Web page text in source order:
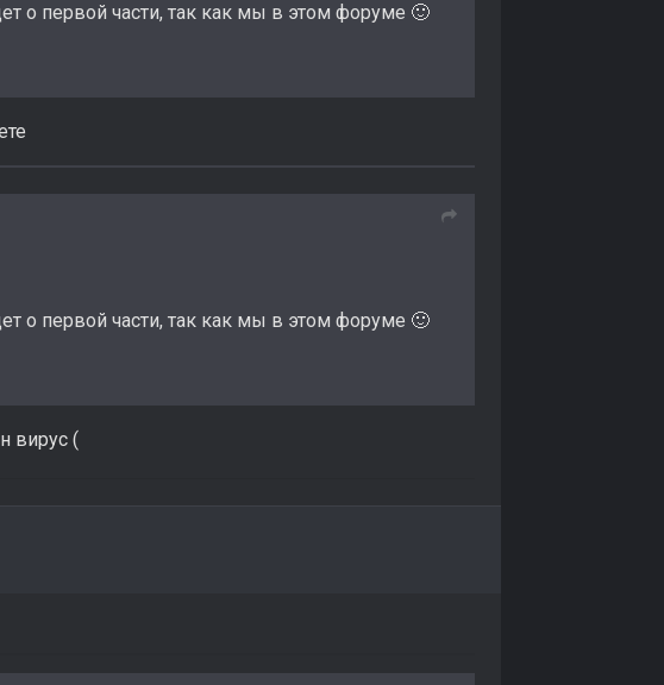
о первой части, так как мы в этом форуме 🙂
о первой части, так как мы в этом форуме 🙂
вирус (